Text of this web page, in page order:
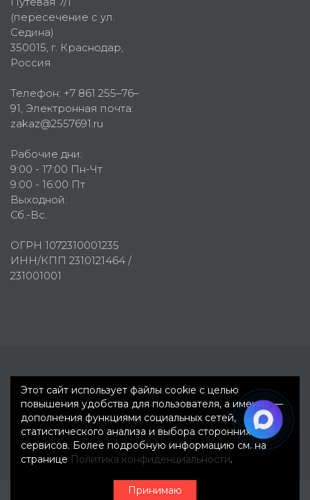
(пересечение с ул.
Седина)
350015, г. Краснодар,
Россия
Телефон: +7 861 255–76–
91, Электронная почта:
zakaz@2557691.ru
Рабочие дни:
9:00 - 17:00 Пн-Чт
9:00 - 16:00 Пт
Выходной:
Сб.-Вс.
ОГРН 1072310001235
ИНН/КПП 2310121464 /
231001001
Этот сайт использует файлы cookie с целью
повышения удобства для пользователя, а именно —
дополнения функциями социальных сетей,
статистического анализа и выбора сторонних
сервисов. Более подробную информацию см. на
странице Политика конфиденциальности.
Принимаю